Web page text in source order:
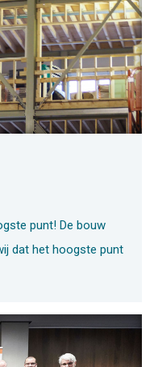
punt! De bouw
dat het hoogste punt